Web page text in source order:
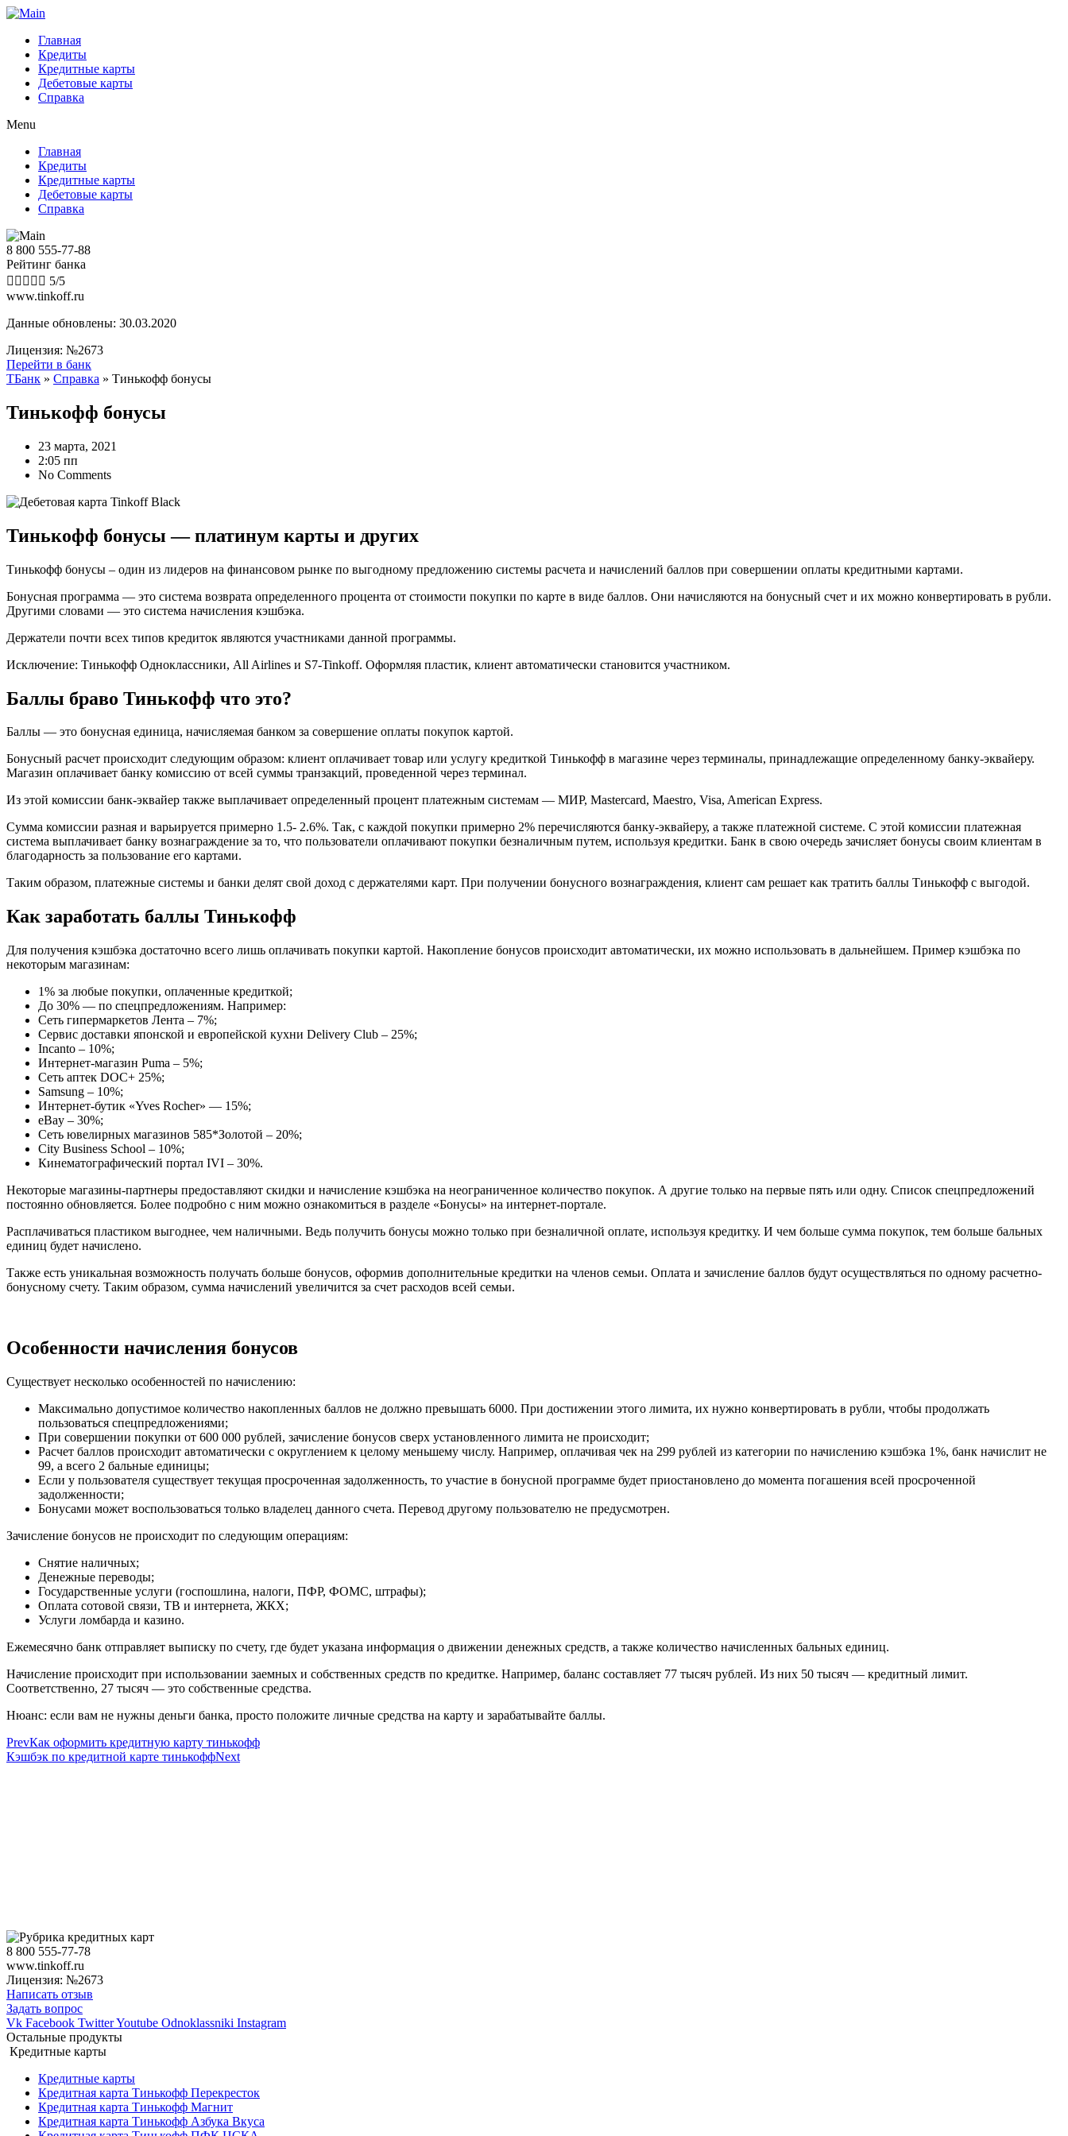
Главная
Кредиты
Кредитные карты
Дебетовые карты
Справка
Menu
Главная
Кредиты
Кредитные карты
Дебетовые карты
Справка
8 800 555-77-88
Рейтинг банка
     5/5
www.tinkoff.ru
Данные обновлены: 30.03.2020
Лицензия: №2673
Перейти в банк
ТБанк » Справка » Тинькофф бонусы
Тинькофф бонусы
23 марта, 2021
2:05 пп
No Comments
Тинькофф бонусы — платинум карты и других
Тинькофф бонусы – один из лидеров на финансовом рынке по выгодному предложению системы расчета и начислений баллов при совершении оплаты кредитными картами.
Бонусная программа — это система возврата определенного процента от стоимости покупки по карте в виде баллов. Они начисляются на бонусный счет и их можно конвертировать в рубли.
Другими словами — это система начисления кэшбэка.
Держатели почти всех типов кредиток являются участниками данной программы.
Исключение: Тинькофф Одноклассники, All Airlines и S7-Tinkoff. Оформляя пластик, клиент автоматически становится участником.
Баллы браво Тинькофф что это?
Баллы — это бонусная единица, начисляемая банком за совершение оплаты покупок картой.
Бонусный расчет происходит следующим образом: клиент оплачивает товар или услугу кредиткой Тинькофф в магазине через терминалы, принадлежащие определенному банку-эквайеру.
Магазин оплачивает банку комиссию от всей суммы транзакций, проведенной через терминал.
Из этой комиссии банк-эквайер также выплачивает определенный процент платежным системам — МИР, Mastercard, Maestro, Visa, American Express.
Сумма комиссии разная и варьируется примерно 1.5- 2.6%. Так, с каждой покупки примерно 2% перечисляются банку-эквайеру, а также платежной системе. С этой комиссии платежная
система выплачивает банку вознаграждение за то, что пользователи оплачивают покупки безналичным путем, используя кредитки. Банк в свою очередь зачисляет бонусы своим клиентам в
благодарность за пользование его картами.
Таким образом, платежные системы и банки делят свой доход с держателями карт. При получении бонусного вознаграждения, клиент сам решает как тратить баллы Тинькофф с выгодой.
Как заработать баллы Тинькофф
Для получения кэшбэка достаточно всего лишь оплачивать покупки картой. Накопление бонусов происходит автоматически, их можно использовать в дальнейшем. Пример кэшбэка по
некоторым магазинам:
1% за любые покупки, оплаченные кредиткой;
До 30% — по спецпредложениям. Например:
Сеть гипермаркетов Лента – 7%;
Сервис доставки японской и европейской кухни Delivery Club – 25%;
Incanto – 10%;
Интернет-магазин Puma – 5%;
Сеть аптек DOC+ 25%;
Samsung – 10%;
Интернет-бутик «Yves Rocher» — 15%;
eBay – 30%;
Сеть ювелирных магазинов 585*Золотой – 20%;
City Business School – 10%;
Кинематографический портал IVI – 30%.
Некоторые магазины-партнеры предоставляют скидки и начисление кэшбэка на неограниченное количество покупок. А другие только на первые пять или одну. Список спецпредложений
постоянно обновляется. Более подробно с ним можно ознакомиться в разделе «Бонусы» на интернет-портале.
Расплачиваться пластиком выгоднее, чем наличными. Ведь получить бонусы можно только при безналичной оплате, используя кредитку. И чем больше сумма покупок, тем больше бальных
единиц будет начислено.
Также есть уникальная возможность получать больше бонусов, оформив дополнительные кредитки на членов семьи. Оплата и зачисление баллов будут осуществляться по одному расчетно-
бонусному счету. Таким образом, сумма начислений увеличится за счет расходов всей семьи.
Особенности начисления бонусов
Существует несколько особенностей по начислению:
Максимально допустимое количество накопленных баллов не должно превышать 6000. При достижении этого лимита, их нужно конвертировать в рубли, чтобы продолжать
пользоваться спецпредложениями;
При совершении покупки от 600 000 рублей, зачисление бонусов сверх установленного лимита не происходит;
Расчет баллов происходит автоматически с округлением к целому меньшему числу. Например, оплачивая чек на 299 рублей из категории по начислению кэшбэка 1%, банк начислит не
99, а всего 2 бальные единицы;
Если у пользователя существует текущая просроченная задолженность, то участие в бонусной программе будет приостановлено до момента погашения всей просроченной
задолженности;
Бонусами может воспользоваться только владелец данного счета. Перевод другому пользователю не предусмотрен.
Зачисление бонусов не происходит по следующим операциям:
Снятие наличных;
Денежные переводы;
Государственные услуги (госпошлина, налоги, ПФР, ФОМС, штрафы);
Оплата сотовой связи, ТВ и интернета, ЖКХ;
Услуги ломбарда и казино.
Ежемесячно банк отправляет выписку по счету, где будет указана информация о движении денежных средств, а также количество начисленных бальных единиц.
Начисление происходит при использовании заемных и собственных средств по кредитке. Например, баланс составляет 77 тысяч рублей. Из них 50 тысяч — кредитный лимит.
Соответственно, 27 тысяч — это собственные средства.
Нюанс: если вам не нужны деньги банка, просто положите личные средства на карту и зарабатывайте баллы.
PrevКак оформить кредитную карту тинькофф
Кэшбэк по кредитной карте тинькоффNext
8 800 555-77-78
www.tinkoff.ru
Лицензия: №2673
Написать отзыв
Задать вопрос
Vk Facebook TwitterYoutube Odnoklassniki Instagram
Остальные продукты
Кредитные карты
Кредитные карты
Кредитная карта Тинькофф Перекресток
Кредитная карта Тинькофф Магнит
Кредитная карта Тинькофф Азбука Вкуса